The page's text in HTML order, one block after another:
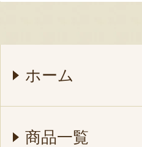
ホーム
商品一覧